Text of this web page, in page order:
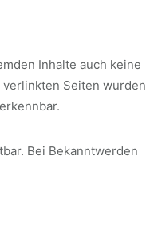
Inhalte auch keine
Seiten wurden
Bei Bekanntwerden